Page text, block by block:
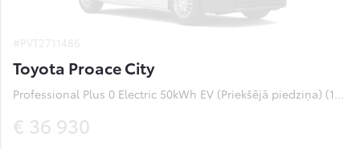
Toyota Proace City
Professional Plus 0 Electric 50kWh EV (Priekšējā piedziņa) (100 kW)
€ 36 930